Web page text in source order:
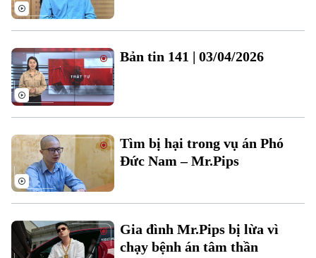
Chuyên mục
Bản tin 141 | 03/04/2026
Tìm bị hại trong vụ án Phó
Đức Nam – Mr.Pips
Gia đình Mr.Pips bị lừa vì
chạy bệnh án tâm thần